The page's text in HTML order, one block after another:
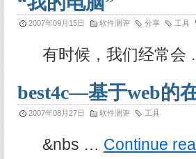
2007年09月15日 软件测评 分享 工具
有时候，我们经常会
best4c—基于web的
2007年08月27日 软件测评 工具
&nbs … Continue